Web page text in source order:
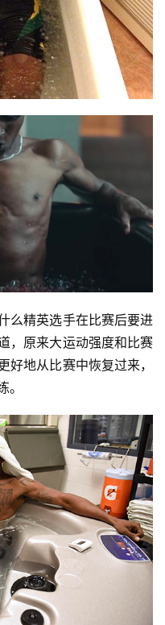
么精英选手在比赛后要进
，原来大运动强度和比赛
好地从比赛中恢复过来，